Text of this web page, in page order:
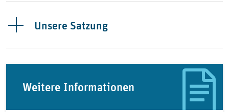
Unsere Satzung
Weitere Informationen